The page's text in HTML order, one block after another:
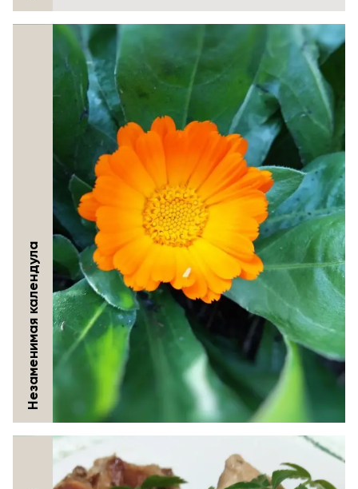
Незаменимая календула